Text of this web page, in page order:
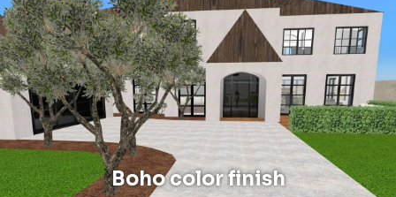
Boho color finish